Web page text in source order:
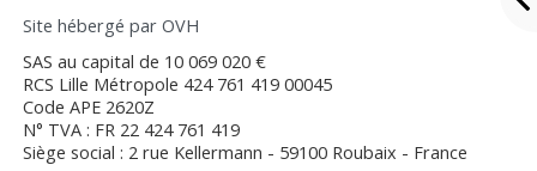
Site hébergé par OVH
SAS au capital de 10 069 020 €
RCS Lille Métropole 424 761 419 00045
Code APE 2620Z
N° TVA : FR 22 424 761 419
Siège social : 2 rue Kellermann - 59100 Roubaix - France